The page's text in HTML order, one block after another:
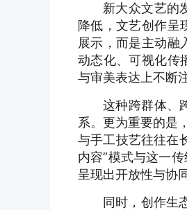
新大众文艺的
降低，文艺创作呈
展示，而是主动融
动态化、可视化传
与审美表达上不断
这种跨群体、
系。更为重要的是
与手工技艺往往在
内容”模式与这一
呈现出开放性与协
同时，创作生